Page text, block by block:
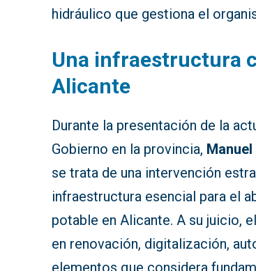
hidráulico que gestiona el
Una infraestructura
Alicante
Durante la presentación de la
Gobierno en la provincia,
se trata de una intervención
infraestructura esencial para el
potable en Alicante. A su juicio,
en renovación, digitalización,
elementos que considera